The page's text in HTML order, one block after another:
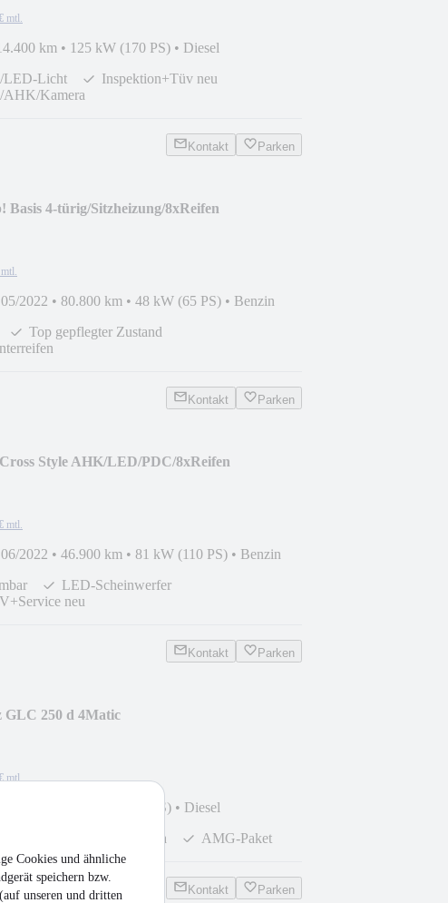
Cookies und ähnliche
speichern bzw.
unseren und dritten
mtl.
km • 125 kW (170 PS) • Diesel
LED-Licht
Inspektion+Tüv neu
AHK/Kamera
Kontakt Parken
Basis 4-türig/Sitzheizung/8xReifen
mtl.
2022 • 80.800 km • 48 kW (65 PS) • Benzin
Top gepflegter Zustand
Kontakt Parken
Style AHK/LED/PDC/8xReifen
mtl.
2022 • 46.900 km • 81 kW (110 PS) • Benzin
LED-Scheinwerfer
neu
Kontakt Parken
GLC 250 d 4Matic
mtl.
150 kW (204 PS) • Diesel
Rückfahrkamera AMG-Paket
Kontakt Parken